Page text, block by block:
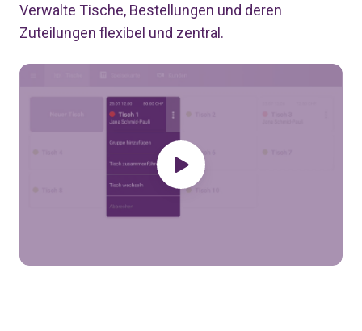
Verwalte Tische, Bestellungen und deren
Zuteilungen flexibel und zentral.